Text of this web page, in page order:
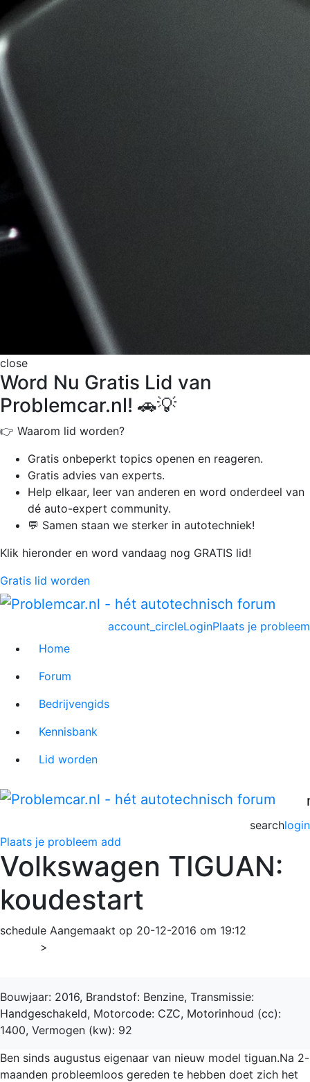
close
Word Nu Gratis Lid van
Problemcar.nl! 🚗💡
👉 Waarom lid worden?
Gratis onbeperkt topics openen en reageren.
Gratis advies van experts.
Help elkaar, leer van anderen en word onderdeel van
dé auto-expert community.
💬 Samen staan we sterker in autotechniek!
Klik hieronder en word vandaag nog GRATIS lid!
Gratis lid worden
Plaats je probleem
account_circleLogin
Home
Forum
Bedrijvengids
Kennisbank
Lid worden
login
search
Plaats je probleem add
Volkswagen TIGUAN:
koudestart
schedule Aangemaakt op 20-12-2016 om 19:12
>
Bouwjaar: 2016, Brandstof: Benzine, Transmissie:
Handgeschakeld, Motorcode: CZC, Motorinhoud (cc):
1400, Vermogen (kw): 92
Ben sinds augustus eigenaar van nieuw model tiguan.Na 2-
maanden probleemloos gereden te hebben doet zich het